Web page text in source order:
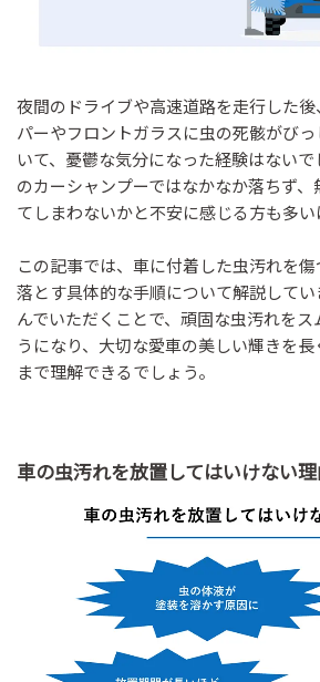
夜間のドライブや高速道路を走行した
パーやフロントガラスに虫の死骸がび
いて、憂鬱な気分になった経験はない
のカーシャンプーではなかなか落ちず
てしまわないかと不安に感じる方も多い
この記事では、車に付着した虫汚れを
落とす具体的な手順について解説して
んでいただくことで、頑固な虫汚れを
うになり、大切な愛車の美しい輝きを
まで理解できるでしょう。
車の虫汚れを放置してはいけない